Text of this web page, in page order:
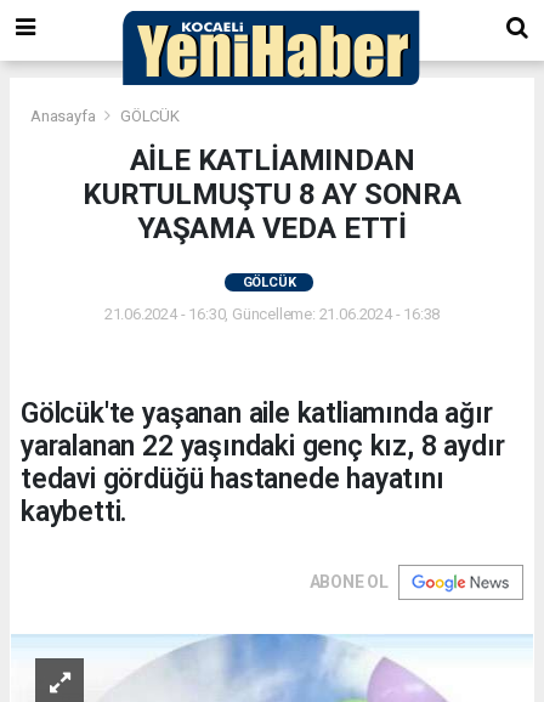
Anasayfa GÖLCÜK
AİLE KATLİAMINDAN
KURTULMUŞTU 8 AY SONRA
YAŞAMA VEDA ETTİ
GÖLCÜK
21.06.2024 - 16:30, Güncelleme: 21.06.2024 - 16:38
Gölcük'te yaşanan aile katliamında ağır
yaralanan 22 yaşındaki genç kız, 8 aydır
tedavi gördüğü hastanede hayatını
kaybetti.
ABONE OL